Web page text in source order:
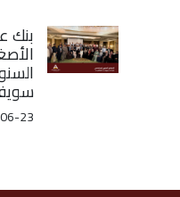
بنك
01:27:54